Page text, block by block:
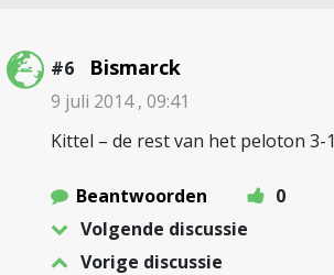
#6 Bismarck
9 juli 2014 , 09:41
Kittel – de rest van het peloton 3-1
Beantwoorden
0
Volgende discussie
Vorige discussie